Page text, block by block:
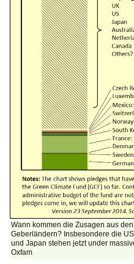
Wann kommen die Zusagen aus
Geberländern? Insbesondere die
und Japan stehen jetzt under
Oxfam